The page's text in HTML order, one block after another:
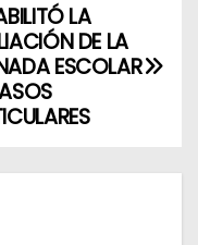
LA
DE LA
ESCOLAR